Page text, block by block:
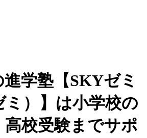
学塾【SKYゼミ
ミ）】は小学校の
高校受験までサポ